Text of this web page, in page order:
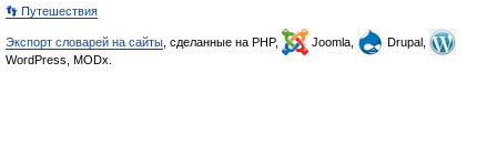
👣 Путешествия
Экспорт словарей на сайты , сделанные на PHP, Joomla,
Drupal,
WordPress, MODx.